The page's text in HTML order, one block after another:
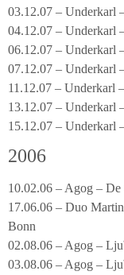
03.12.07 – Underkarl
04.12.07 – Underkarl
06.12.07 – Underkarl
07.12.07 – Underkarl
11.12.07 – Underkarl
13.12.07 – Underkarl
15.12.07 – Underkarl
2006
10.02.06 – Agog –
17.06.06 – Duo
Bonn
02.08.06 – Agog –
03.08.06 – Agog –